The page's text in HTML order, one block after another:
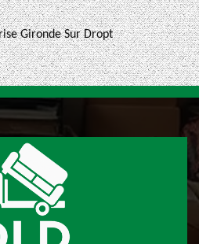
Gironde Sur Dropt